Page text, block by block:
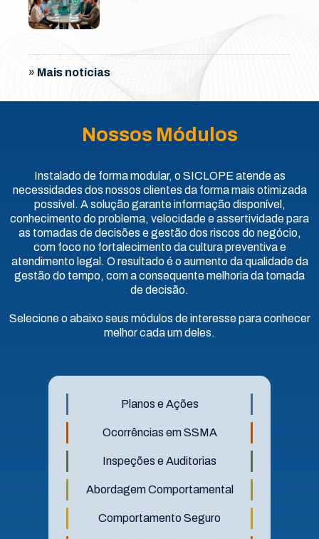
» Mais notícias
Nossos Módulos
Instalado de forma modular, o SICLOPE atende as
necessidades dos nossos clientes da forma mais otimizada
possível. A solução garante informação disponível,
conhecimento do problema, velocidade e assertividade para
as tomadas de decisões e gestão dos riscos do negócio,
com foco no fortalecimento da cultura preventiva e
atendimento legal. O resultado é o aumento da qualidade da
gestão do tempo, com a consequente melhoria da tomada
de decisão.
Selecione o abaixo seus módulos de interesse para conhecer
melhor cada um deles.
Planos e Ações
Ocorrências em SSMA
Inspeções e Auditorias
Abordagem Comportamental
Comportamento Seguro